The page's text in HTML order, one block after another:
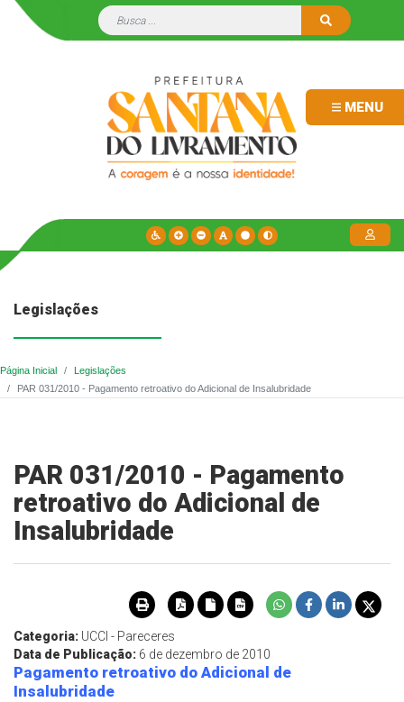
MENU
Legislações
Página Inicial
Legislações
PAR 031/2010 - Pagamento retroativo do Adicional de Insalubridade
PAR 031/2010 - Pagamento
retroativo do Adicional de
Insalubridade
Categoria: UCCI - Pareceres
Data de Publicação: 6 de dezembro de 2010
Pagamento retroativo do Adicional de
Insalubridade